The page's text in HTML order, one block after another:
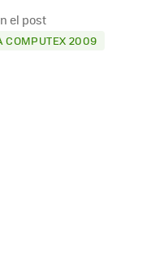
el post
COMPUTEX 2009